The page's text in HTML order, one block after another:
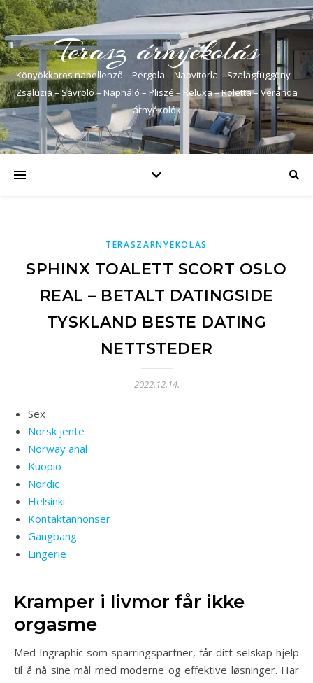
Terasz árnyékolás
Könyökkaros napellenző – Pergola – Napvitorla – Szalagfüggöny –
Zsaluzia – Sávroló – Napháló – Pliszé – Reluxa – Roletta – Veranda
árnyékolók
TERASZARNYEKOLAS
SPHINX TOALETT SCORT OSLO
REAL – BETALT DATINGSIDE
TYSKLAND BESTE DATING
NETTSTEDER
2022.12.14.
Sex
Norsk jente
Norway anal
Kuopio
Nordic
Helsinki
Kontaktannonser
Gangbang
Lingerie
Kramper i livmor får ikke
orgasme
Med Ingraphic som sparringspartner, får ditt selskap hjelp
til å nå sine mål med moderne og effektive løsninger. Har